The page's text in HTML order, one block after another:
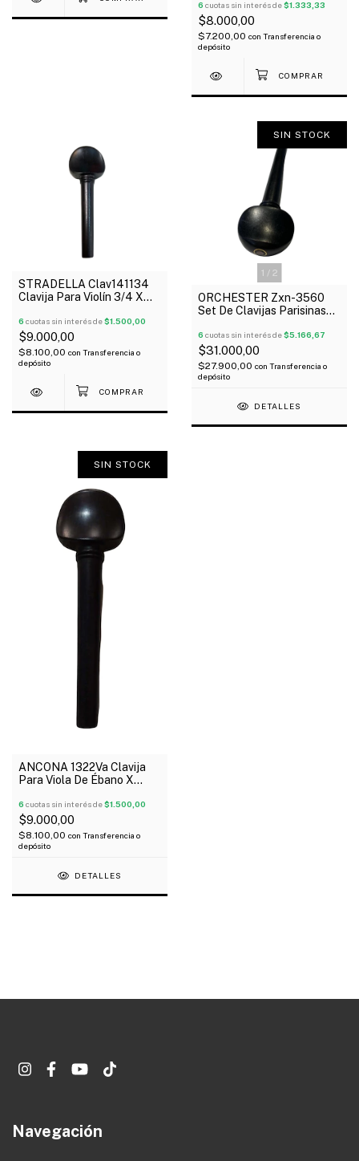
6 cuotas sin interés de$1.333,33
$8.000,00
$7.200,00 con Transferencia o
depósito
STRADELLA Clav141134
Clavija Para Violín 3/4 X
6 cuotas sin interés de$1.500,00
$9.000,00
$8.100,00 con Transferencia o
depósito
1 / 2
SIN STOCK
ORCHESTER Zxn-3560
Set De Clavijas Parisinas
6 cuotas sin interés de$5.166,67
$31.000,00
$27.900,00 con Transferencia o
depósito
DETALLES
SIN STOCK
ANCONA 1322Va Clavija
Para Viola De Ébano X
6 cuotas sin interés de$1.500,00
$9.000,00
$8.100,00 con Transferencia o
depósito
DETALLES
Navegación